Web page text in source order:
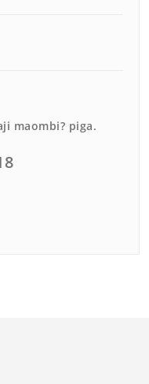
maombi? piga.